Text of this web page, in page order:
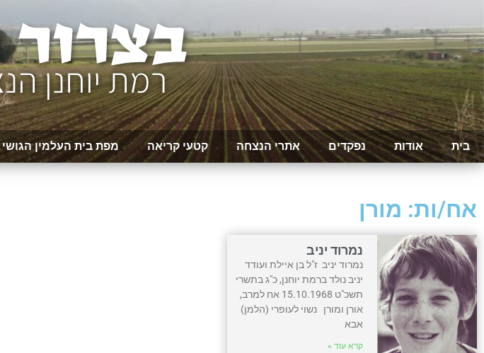
בית אודות נפקדים אתרי הנצחה קטעי קריאה מפת בית העלמין הגושי
אח/ות: מורן
נמרוד יניב
נמרוד יניב ז"ל בן איילת ועודד
יניב נולד ברמת יוחנן, כ"ג בתשרי
תשכ"ט 15.10.1968 אח למרב,
אורן ומורן נשוי לעופרי (הלמן)
אבא
קרא עוד »